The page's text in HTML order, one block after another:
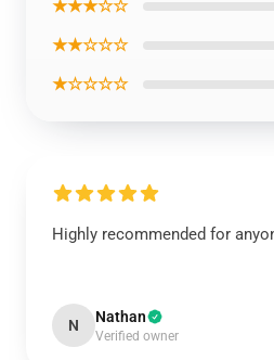
★★★☆☆
★★☆☆☆
★☆☆☆☆
Highly recommended for
N Nathan
Verified owner